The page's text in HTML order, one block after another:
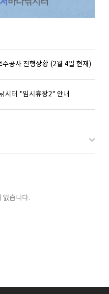
공사 진행상황 (2월 4일 현재)
시터 "임시휴장2" 안내
없습니다.